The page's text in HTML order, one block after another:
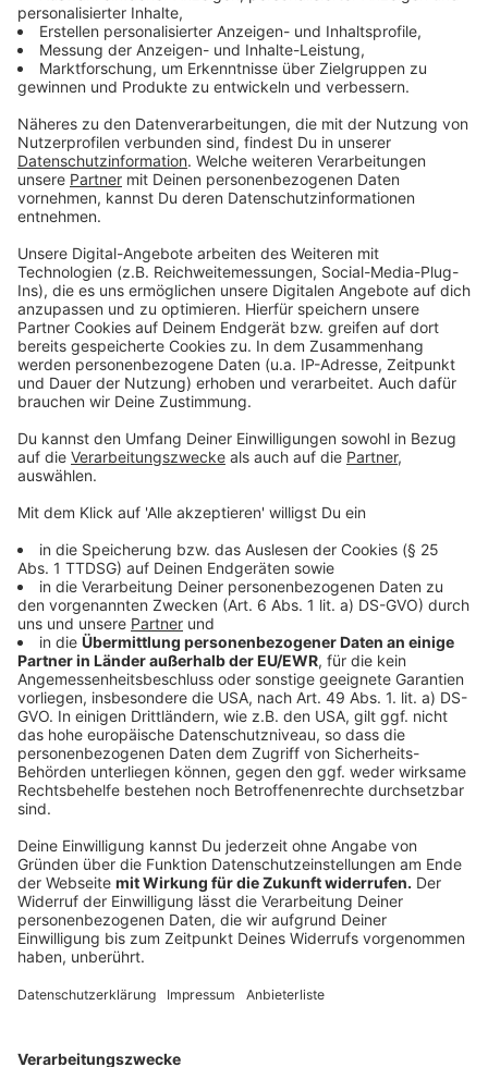
Dadurch entsteht dann auch das Gefühl, dass uns eine
kalte Schauer über den Rücken läuft.
Anzeige
Fakten zum menschlichen Ohr
Anzeige
Frauen können besser zuhören. Zahlreiche
Untersuchungen belegen, dass sie tatsächlich
Gesprochenes besser verstehen als Männer. Das
gilt insbesondere für den Frequenzbereich von
1.000 Hertz, der für das Sprachverständnis
entscheidend ist.
In Europa sterben alljährlich etwa 10.000
Menschen an den Folgen von Lärm.
Lärmbelastung wirkt sich mittel- und langfristig
schädlich auf Herz und Kreislauf aus, da sie
sorgt dabei bereits Lärm, der nicht unmittelbar
hörschädigend ist, wie zum Beispiel
Straßenverkehrslärm.
Das lauteste Geräusch der Welt: Am 27. August
1833 hörten Farmer in der Nähe des australischen
Ortes Alice Springs Geräusche, die wie zwei
Schüsse klangen. Die Geräusche hatte jedoch kein
Gewehr, sondern ein 3.600 Kilometer entfernter
Vulkan auf der indonesischen Insel Krakatau
verursacht. Der Vulkanausbruch gilt als das
Geräusch – in 160 Kilometer Entfernung zeigten
Messgeräte noch 180 Dezibel an. Genug, um ein
menschliches Trommelfell platzen zu lassen. Ein
Schallpegel von etwa 200 Dezibel ist für den
Menschen tödlich.
der Rekorde befindet er sich im US-Bundesstaat
Prozent aller Geräusche, der Raum wird zur